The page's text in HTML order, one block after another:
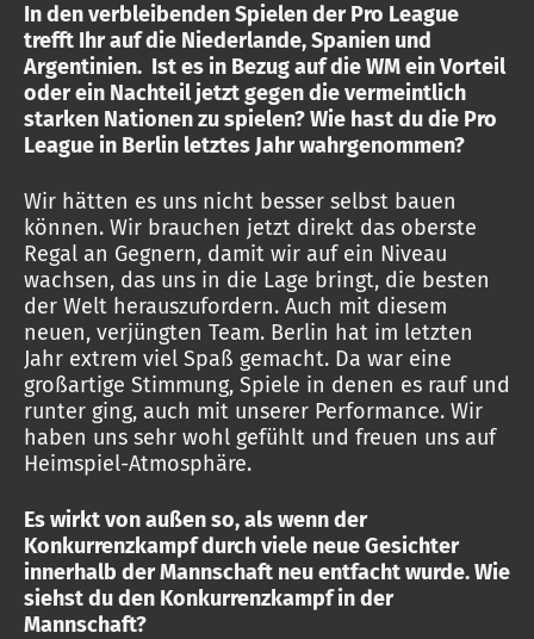
In den verbleibenden Spielen der Pro League
trefft Ihr auf die Niederlande, Spanien und
Argentinien. Ist es in Bezug auf die WM ein Vorteil
oder ein Nachteil jetzt gegen die vermeintlich
starken Nationen zu spielen? Wie hast du die Pro
League in Berlin letztes Jahr wahrgenommen?
Wir hätten es uns nicht besser selbst bauen
können. Wir brauchen jetzt direkt das oberste
Regal an Gegnern, damit wir auf ein Niveau
wachsen, das uns in die Lage bringt, die besten
der Welt herauszufordern. Auch mit diesem
neuen, verjüngten Team. Berlin hat im letzten
Jahr extrem viel Spaß gemacht. Da war eine
großartige Stimmung, Spiele in denen es rauf und
runter ging, auch mit unserer Performance. Wir
haben uns sehr wohl gefühlt und freuen uns auf
Heimspiel-Atmosphäre.
Es wirkt von außen so, als wenn der
Konkurrenzkampf durch viele neue Gesichter
innerhalb der Mannschaft neu entfacht wurde. Wie
siehst du den Konkurrenzkampf in der
Mannschaft?